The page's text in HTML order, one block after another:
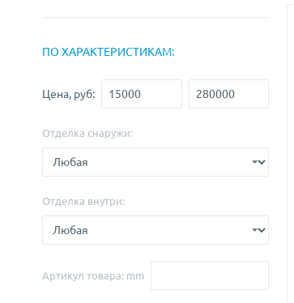
ПО ХАРАКТЕРИСТИКАМ:
Цена, руб:
Отделка снаружи:
Отделка внутри:
Артикул товара: mm